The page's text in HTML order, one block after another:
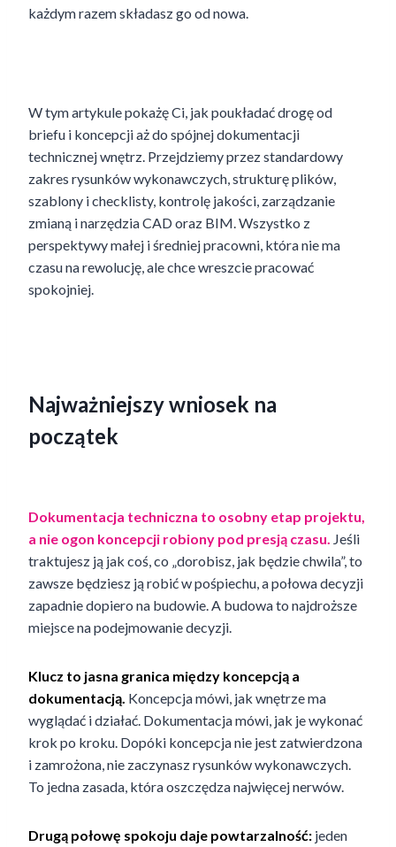
każdym razem składasz go od nowa.
W tym artykule pokażę Ci, jak poukładać drogę od
briefu i koncepcji aż do spójnej dokumentacji
technicznej wnętrz. Przejdziemy przez standardowy
zakres rysunków wykonawczych, strukturę plików,
szablony i checklisty, kontrolę jakości, zarządzanie
zmianą i narzędzia CAD oraz BIM. Wszystko z
perspektywy małej i średniej pracowni, która nie ma
czasu na rewolucję, ale chce wreszcie pracować
spokojniej.
Najważniejszy wniosek na
początek
Dokumentacja techniczna to osobny etap projektu,
a nie ogon koncepcji robiony pod presją czasu. Jeśli
traktujesz ją jak coś, co „dorobisz, jak będzie chwila”, to
zawsze będziesz ją robić w pośpiechu, a połowa decyzji
zapadnie dopiero na budowie. A budowa to najdroższe
miejsce na podejmowanie decyzji.
Klucz to jasna granica między koncepcją a
dokumentacją. Koncepcja mówi, jak wnętrze ma
wyglądać i działać. Dokumentacja mówi, jak je wykonać
krok po kroku. Dopóki koncepcja nie jest zatwierdzona
i zamrożona, nie zaczynasz rysunków wykonawczych.
To jedna zasada, która oszczędza najwięcej nerwów.
Drugą połowę spokoju daje powtarzalność: jeden